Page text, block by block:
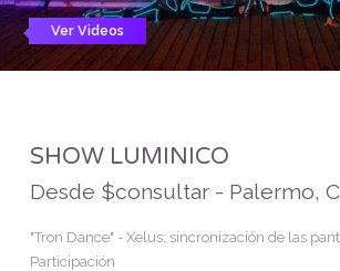
Ver Videos
SHOW LUMINICO
Desde $consultar - Palermo,
"Tron Dance" - Xelus: sincronización de las
Participación